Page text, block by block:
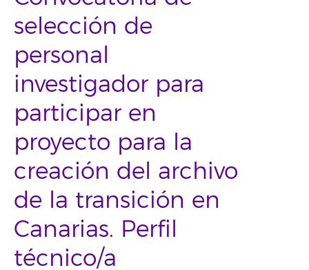
selección de
personal
investigador para
participar en
proyecto para la
creación del archivo
de la transición en
Canarias. Perfil
técnico/a